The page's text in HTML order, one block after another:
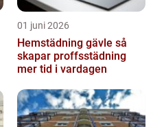
01 juni 2026
Hemstädning gävle så
skapar proffsstädning
mer tid i vardagen